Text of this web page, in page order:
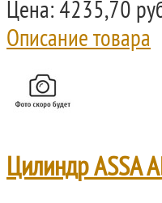
Цена: 4235,70
Описание товара
Цилиндр ASSA